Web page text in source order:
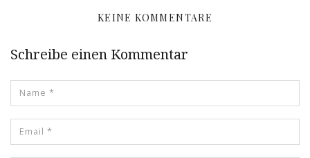
KEINE KOMMENTARE
Schreibe einen Kommentar